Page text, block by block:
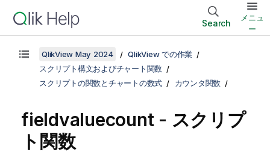
Search
メニュ
ー
QlikView May 2024
QlikView での作業
スクリプト構文およびチャート関数
スクリプトの関数とチャートの数式
カウンタ関数
fieldvaluecount - スクリプ
ト関数